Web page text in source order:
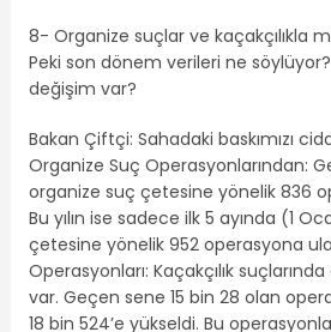
8- Organize suçlar ve kaçakçılıkla
Peki son dönem verileri ne
değişim var?
Bakan Çiftçi: Sahadaki baskımızı
Organize Suç Operasyonlarından:
organize suç çetesine yönelik 836
Bu yılın ise sadece ilk 5 ayında (1
çetesine yönelik 952 operasyona
Operasyonları: Kaçakçılık
var. Geçen sene 15 bin 28 olan
18 bin 524’e yükseldi. Bu